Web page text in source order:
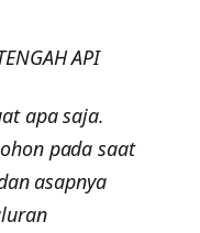
API
apa saja.
pada saat
asapnya